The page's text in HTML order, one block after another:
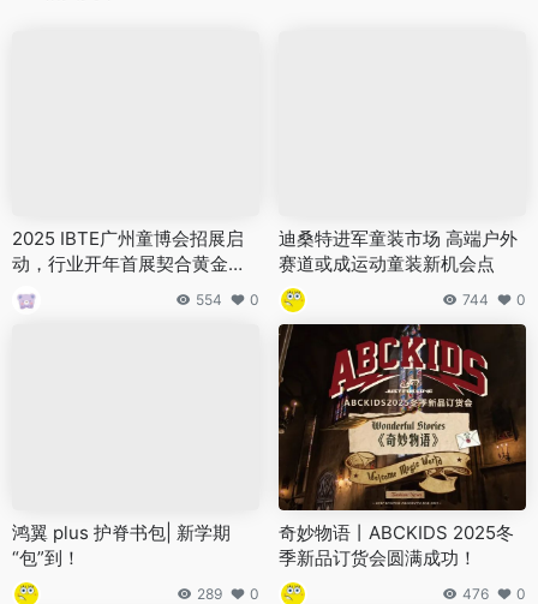
2025 IBTE广州童博会招展启
动，行业开年首展契合黄金采
购季
554 0
迪桑特进军童装市场 高端户外
赛道或成运动童装新机会点
744 0
鸿翼 plus 护脊书包| 新学期
“包”到！
289 0
奇妙物语丨ABCKIDS 2025冬
季新品订货会圆满成功！
476 0